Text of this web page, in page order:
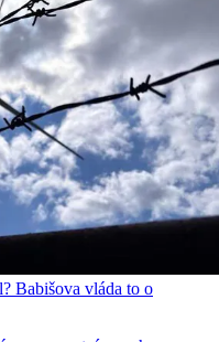
Babišova vláda to o